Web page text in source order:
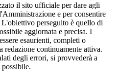
il sito ufficiale per dare agli
e per consentire
perseguito è quello di
aggiornata e precisa. I
esaurienti, completi o
redazione continuamente attiva.
degli errori, si provvederà a